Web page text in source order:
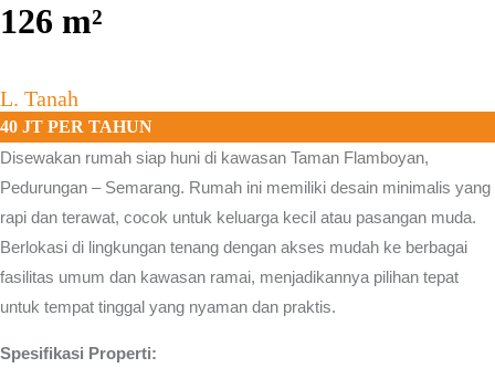
126 m²
L. Tanah
40 JT PER TAHUN
Disewakan rumah siap huni di kawasan Taman Flamboyan,
Pedurungan – Semarang. Rumah ini memiliki desain minimalis yang
rapi dan terawat, cocok untuk keluarga kecil atau pasangan muda.
Berlokasi di lingkungan tenang dengan akses mudah ke berbagai
fasilitas umum dan kawasan ramai, menjadikannya pilihan tepat
untuk tempat tinggal yang nyaman dan praktis.
Spesifikasi Properti: